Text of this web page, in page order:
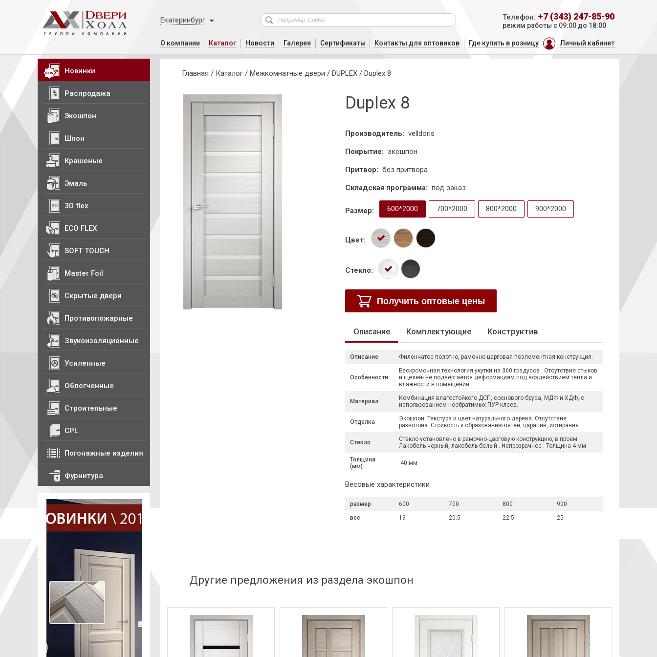
Екатеринбург Телефон: +7 (343) 247-85-90
режим работы с 09:00 до 18:00
О компании Каталог Новости Галерея Сертификаты Контакты для оптовиков Где купить в розницу Личный кабинет
Новинки
Распродажа
Экошпон
Шпон
Крашеные
Эмаль
3D flex
ECO FLEX
SOFT TOUCH
Master Foil
Скрытые двери
Противопожарные
Звукоизоляционные
Усиленные
Облегченные
Строительные
CPL
Погонажные изделия
Фурнитура
Главная / Каталог / Межкомнатные двери / DUPLEX / Duplex 8
Duplex 8
Производитель: velldoris
Покрытие: экошпон
Притвор: без притвора
Складская программа: под заказ
Размер: 600*2000 700*2000 800*2000 900*2000
Цвет:
Стекло:
Получить оптовые цены
Описание Комплектующие Конструктив
Описание Филенчатое полотно, рамочно-царговая поэлементная конструкция.
Особенности
Бескромочная технология укутки на 360 градусов . Отсутствие стыков
и щелей- не подвергается деформациям под воздействием тепла и
влажности в помещении.
Материал
Комбинация влагостойкого ДСП, соснового бруса, МДФ и ХДФ, с
использованием необратимых ПУР клеев.
Отделка
Экошпон. Текстура и цвет натурального дерева. Отсутствие
разнотона. Стойкость к образованию пятен, царапин, истирания.
Стекло
Стекло установлено в рамочно-царговую конструкцию, в проем.
Лакобель черный, лакобель белый . Непрозрачное . Толщина 4 мм
Толщина
(мм)
40 мм
Весовые характеристики
размер 600 700 800
900
вес
19 20.5 22.5 25
Другие предложения из раздела экошпон